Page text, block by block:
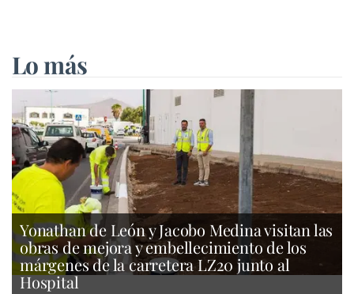
Lo más
Yonathan de León y Jacobo Medina visitan las
obras de mejora y embellecimiento de los
márgenes de la carretera LZ20 junto al
Hospital